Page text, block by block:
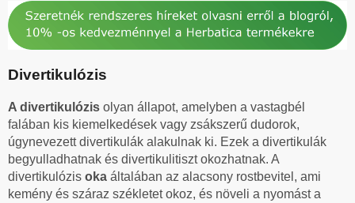
Divertikulózis
A divertikulózis olyan állapot, amelyben a vastagbél
falában kis kiemelkedések vagy zsákszerű dudorok,
úgynevezett divertikulák alakulnak ki. Ezek a divertikulák
begyulladhatnak és divertikulitiszt okozhatnak. A
divertikulózis oka általában az alacsony rostbevitel, ami
kemény és száraz székletet okoz, és növeli a nyomást a